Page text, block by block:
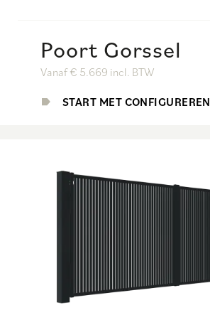
Poort Gorssel
Vanaf € 5.669 incl. BTW
START MET CONFIGUREREN